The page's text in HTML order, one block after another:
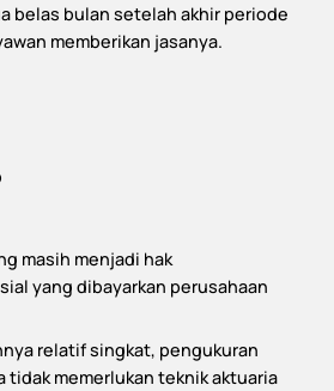
belas bulan setelah akhir periode
memberikan jasanya.
masih menjadi hak
yang dibayarkan perusahaan
relatif singkat, pengukuran
tidak memerlukan teknik aktuaria